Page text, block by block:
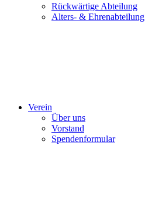
Rückwärtige Abteilung
Alters- & Ehrenabteilung
Verein
Über uns
Vorstand
Spendenformular